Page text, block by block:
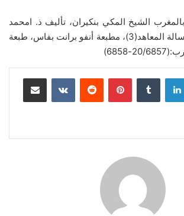
الشيخ المكي بنكيران، تأليف ذ. امحمد
العمراوي، سلسلة رسالة المعاهد(3)، مطبعة أنفو برانت بفاس، طبعة
لينكدإن بينتيريست مشاركة عبر البريد